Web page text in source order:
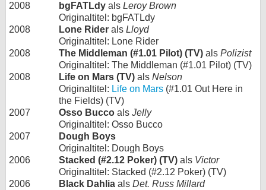
2008
bgFATLdy als Leroy Brown
Originaltitel: bgFATLdy
2008
Lone Rider als Lloyd
Originaltitel: Lone Rider
2008
The Middleman (#1.01 Pilot) (TV) als Polizist
Originaltitel: The Middleman (#1.01 Pilot) (TV)
2008
Life on Mars (TV) als Nelson
Originaltitel: Life on Mars (#1.01 Out Here in
the Fields) (TV)
2007
Osso Bucco als Jelly
Originaltitel: Osso Bucco
2007
Dough Boys
Originaltitel: Dough Boys
2006
Stacked (#2.12 Poker) (TV) als Victor
Originaltitel: Stacked (#2.12 Poker) (TV)
2006
Black Dahlia als Det. Russ Millard